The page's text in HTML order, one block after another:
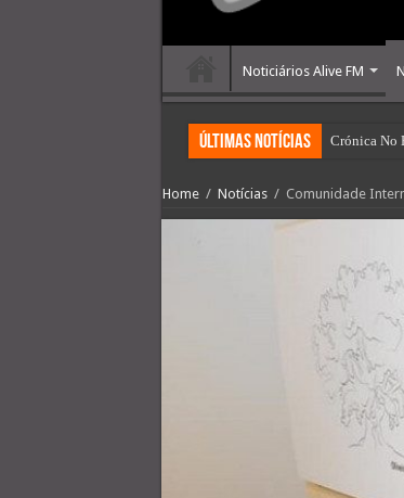
Noticiários Alive FM
últimas Notícias Crónica No
Home / Notícias / Comunidade